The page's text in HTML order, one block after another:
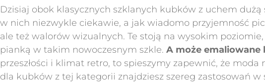
Dzisiaj obok klasycznych szklanych kubków z uchem
w nich niezwykle ciekawie, a jak wiadomo przyjemność
ale też walorów wizualnych. Te stoją na wysokim
pianką w takim nowoczesnym szkle. A może
przeszłości i klimat retro, to spieszymy zapewnić, że
dla kubków z tej kategorii znajdziesz szereg zastosowań